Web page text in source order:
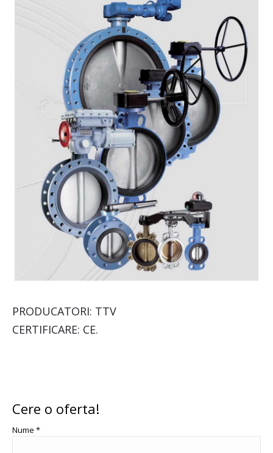
PRODUCATORI: TTV
CERTIFICARE: CE.
Cere o oferta!
Nume *